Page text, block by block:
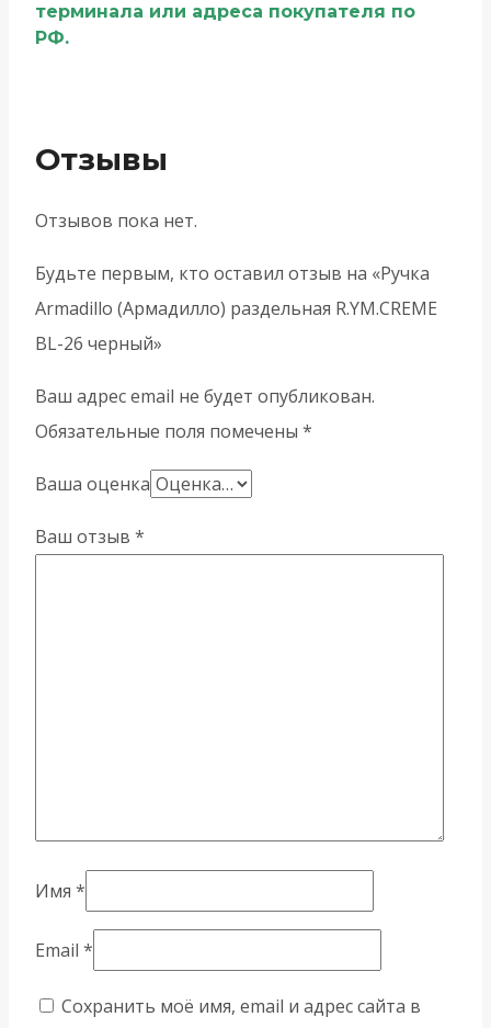
терминала или адреса покупателя по
РФ.
Отзывы
Отзывов пока нет.
Будьте первым, кто оставил отзыв на «Ручка
Armadillo (Армадилло) раздельная R.YM.CREME
BL-26 черный»
Ваш адрес email не будет опубликован.
Обязательные поля помечены *
Ваша оценка
Ваш отзыв *
Имя *
Email *
Сохранить моё имя, email и адрес сайта в